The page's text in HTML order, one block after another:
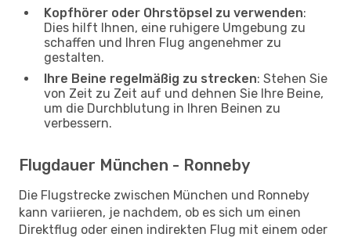
Kopfhörer oder Ohrstöpsel zu verwenden:
Dies hilft Ihnen, eine ruhigere Umgebung zu
schaffen und Ihren Flug angenehmer zu
gestalten.
Ihre Beine regelmäßig zu strecken: Stehen Sie
von Zeit zu Zeit auf und dehnen Sie Ihre Beine,
um die Durchblutung in Ihren Beinen zu
verbessern.
Flugdauer München - Ronneby
Die Flugstrecke zwischen München und Ronneby
kann variieren, je nachdem, ob es sich um einen
Direktflug oder einen indirekten Flug mit einem oder